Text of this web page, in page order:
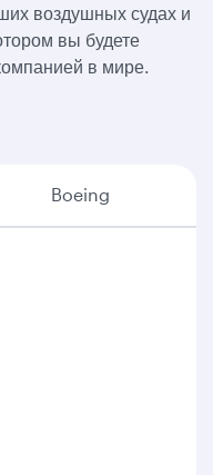
воздушных судах и
вы будете
в мире.
Boeing